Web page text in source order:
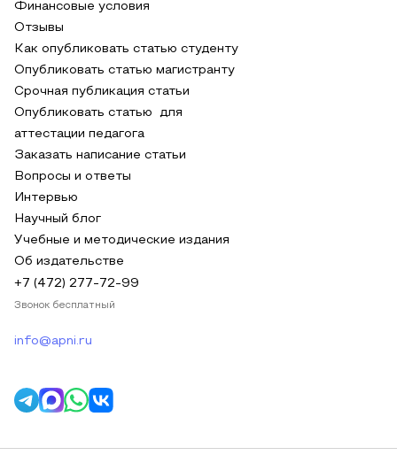
Финансовые условия
Отзывы
Как опубликовать статью студенту
Опубликовать статью магистранту
Срочная публикация статьи
Опубликовать статью для
аттестации педагога
Заказать написание статьи
Вопросы и ответы
Интервью
Научный блог
Учебные и методические издания
Об издательстве
+7 (472) 277-72-99
Звонок бесплатный
info@apni.ru